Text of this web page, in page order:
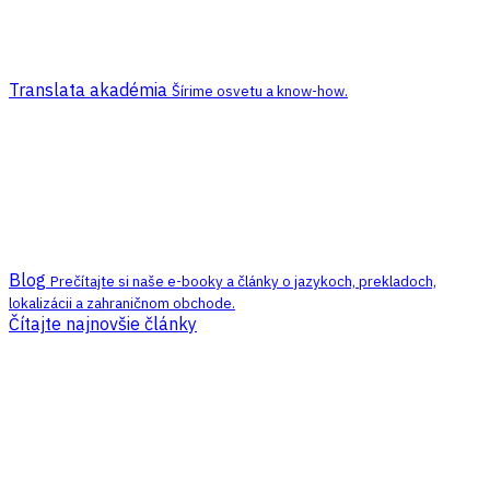
Translata akadémia Šírime osvetu a know-how.
Blog Prečítajte si naše e-booky a články o jazykoch, prekladoch,
lokalizácii a zahraničnom obchode.
Čítajte najnovšie články